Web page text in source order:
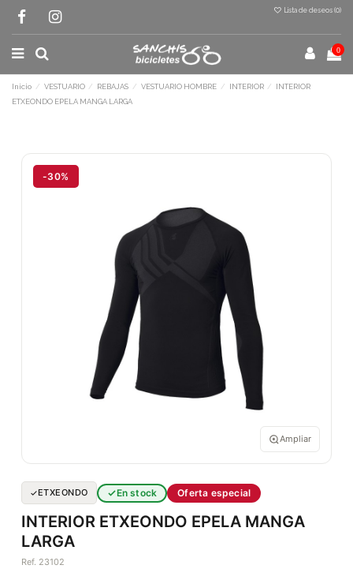
Lista de deseos (0)
0
Inicio VESTUARIO REBAJAS VESTUARIO HOMBRE INTERIOR
INTERIOR
ETXEONDO EPELA MANGA LARGA
-30%
Ampliar
ETXEONDO En stock Oferta especial
INTERIOR ETXEONDO EPELA MANGA
LARGA
Ref. 23102